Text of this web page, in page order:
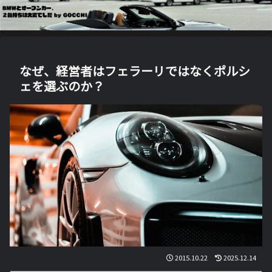
なぜ、経営者はフェラーリではなくポルシ
ェを選ぶのか？
2015.10.22 2025.12.14